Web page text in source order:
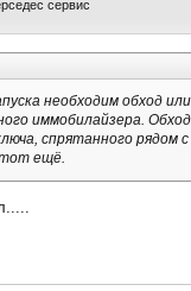
сервис
необходим обход
иммобилайзера. Обход
спрятанного рядом с
тот ещё.